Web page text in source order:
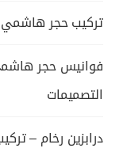
تركيب حجر هاشمي
فوانيس حجر
التصميمات
درابزين رخام –